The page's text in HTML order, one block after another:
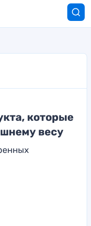
которые
весу